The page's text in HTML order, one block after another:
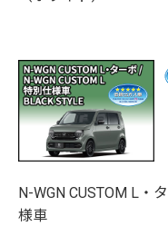
N-WGN CUSTOM L・
様車